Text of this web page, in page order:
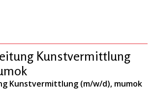
Kunstvermittlung
Kunstvermittlung (m/w/d), mumok